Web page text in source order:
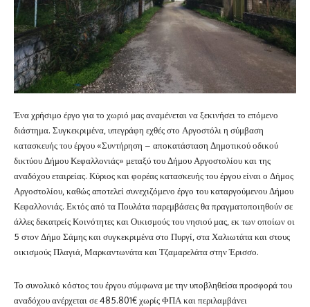
Ένα χρήσιμο έργο για το χωριό μας αναμένεται να ξεκινήσει το επόμενο
διάστημα. Συγκεκριμένα, υπεγράφη εχθές στο Αργοστόλι η σύμβαση
κατασκευής του έργου «Συντήρηση – αποκατάσταση Δημοτικού οδικού
δικτύου Δήμου Κεφαλλονιάς» μεταξύ του Δήμου Αργοστολίου και της
αναδόχου εταιρείας. Κύριος και φορέας κατασκευής του έργου είναι ο Δήμος
Αργοστολίου, καθώς αποτελεί συνεχιζόμενο έργο του καταργούμενου Δήμου
Κεφαλλονιάς. Εκτός από τα Πουλάτα παρεμβάσεις θα πραγματοποιηθούν σε
άλλες δεκατρείς Κοινότητες και Οικισμούς του νησιού μας, εκ των οποίων οι
5 στον Δήμο Σάμης και συγκεκριμένα στο Πυργί, στα Χαλιωτάτα και στους
οικισμούς Πλαγιά, Μαρκαντωνάτα και Τζαμαρελάτα στην Έρισσο.
Το συνολικό κόστος του έργου σύμφωνα με την υποβληθείσα προσφορά του
αναδόχου ανέρχεται σε 485.801€ χωρίς ΦΠΑ και περιλαμβάνει